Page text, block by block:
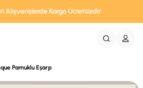
Alışverişlerde Kargo Ücretsizdir
Pamuklu Eşarp